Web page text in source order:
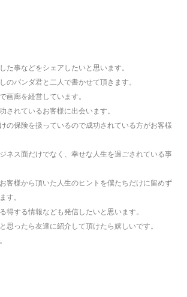
た事などをシェアしたいと思います。
のパンダ君と二人で書かせて頂きます。
画廊を経営しています。
されているお客様に出会います。
の保険を扱っているので成功されている方がお客様
ネス面だけでなく、幸せな人生を過ごされている事
客様から頂いた人生のヒントを僕たちだけに留めず
す。
得する情報なども発信したいと思います。
思ったら友達に紹介して頂けたら嬉しいです。